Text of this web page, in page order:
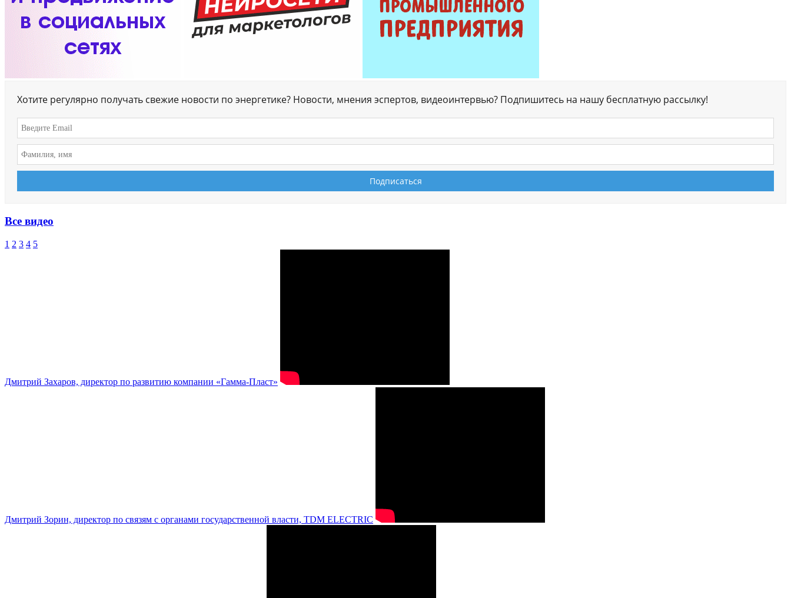
Хотите регулярно получать свежие новости по энергетике? Новости, мнения эспертов, видеоинтервью? Подпишитесь на нашу бесплатную рассылку!
Все видео
1 2 3 4 5
Дмитрий Захаров, директор по развитию компании «Гамма-Пласт»
Дмитрий Зорин, директор по связям с органами государственной власти, TDM ELECTRIC